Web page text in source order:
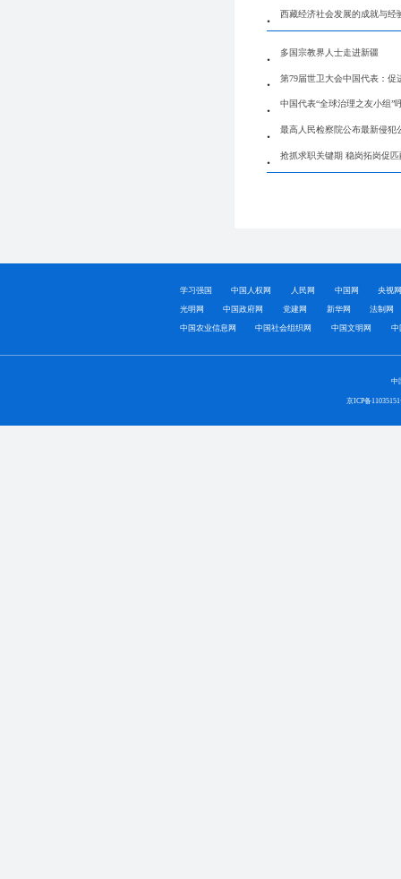
西藏经济社会发展的成就与经
多国宗教界人士走进新疆
第79届世卫大会中国代表：促
中国代表“全球治理之友小组”
最高人民检察院公布最新侵犯
抢抓求职关键期 稳岗拓岗促
学习强国 中国人权网 人民网 中国网 央视
光明网 中国政府网 党建网 新华网 法制网
中国农业信息网 中国社会组织网 中国文明网 中
中
京ICP备